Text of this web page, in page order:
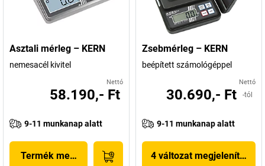
Asztali mérleg – KERN
nemesacél kivitel
Nettó
58.190,- Ft
9-11 munkanap alatt
Termék megjelenítése
Zsebmérleg – KERN
beépített számológéppel
Nettó
30.690,- Ft -tól
9-11 munkanap alatt
4 változat megjelenítése